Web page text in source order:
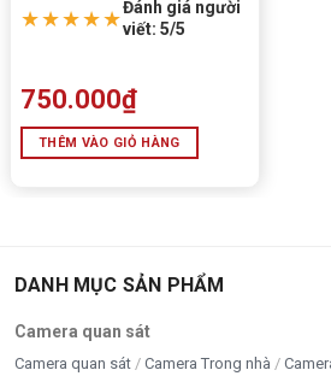
★★★★★Đánh giá người
viết: 5/5
750.000₫
THÊM VÀO GIỎ HÀNG
DANH MỤC SẢN PHẨM
Camera quan sát
Camera quan sát Camera Trong nhà